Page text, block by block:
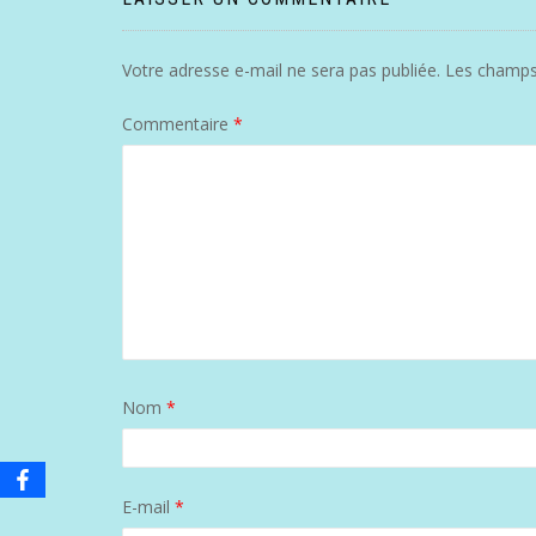
Votre adresse e-mail ne sera pas publiée. Les
Commentaire *
Nom *
E-mail *